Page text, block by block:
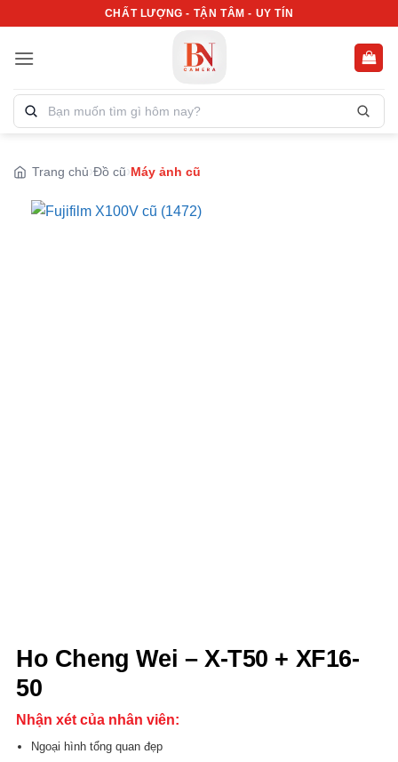
nội
CHẤT LƯỢNG - TẬN TÂM - UY TÍN
Tìm
kiếm
phẩm:
Trang chủ Đồ cũ Máy ảnh cũ
Ho Cheng Wei – X-T50 + XF16-
50
Nhận xét của nhân viên:
Ngoại hình tổng quan đẹp